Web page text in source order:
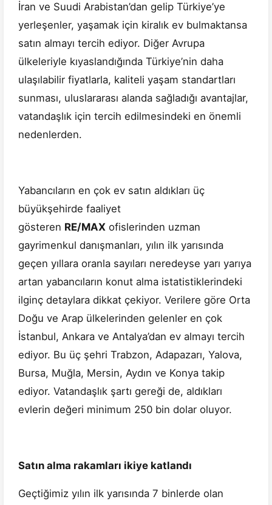
İran ve Suudi Arabistan’dan gelip Türkiye’ye
yerleşenler, yaşamak için kiralık ev bulmaktansa
satın almayı tercih ediyor. Diğer Avrupa
ülkeleriyle kıyaslandığında Türkiye’nin daha
ulaşılabilir fiyatlarla, kaliteli yaşam standartları
sunması, uluslararası alanda sağladığı avantajlar,
vatandaşlık için tercih edilmesindeki en önemli
nedenlerden.
Yabancıların en çok ev satın aldıkları üç
büyükşehirde faaliyet
gösteren RE/MAX ofislerinden uzman
gayrimenkul danışmanları, yılın ilk yarısında
geçen yıllara oranla sayıları neredeyse yarı yarıya
artan yabancıların konut alma istatistiklerindeki
ilginç detaylara dikkat çekiyor. Verilere göre Orta
Doğu ve Arap ülkelerinden gelenler en çok
İstanbul, Ankara ve Antalya’dan ev almayı tercih
ediyor. Bu üç şehri Trabzon, Adapazarı, Yalova,
Bursa, Muğla, Mersin, Aydın ve Konya takip
ediyor. Vatandaşlık şartı gereği de, aldıkları
evlerin değeri minimum 250 bin dolar oluyor.
Satın alma rakamları ikiye katlandı
Geçtiğimiz yılın ilk yarısında 7 binlerde olan